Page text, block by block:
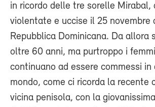
in ricordo delle tre sorelle Mirabal,
violentate e uccise il 25 novembre
Repubblica Dominicana. Da allora
oltre 60 anni, ma purtroppo i
continuano ad essere commessi
mondo, come ci ricorda la recente
vicina penisola, con la